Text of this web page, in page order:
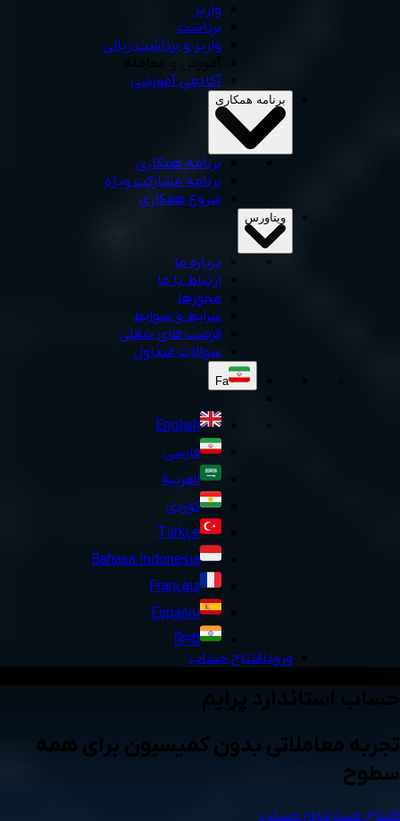
واریز
برداشت
واریز و برداشت ریالی
آکادمی آموزشی
برنامه همکاری
برنامه همکاری
برنامه مشارکت ویژه
شروع همکاری
ویتاورس
درباره ما
ارتباط با ما
مجوزها
شرایط و ضوابط
فرصت های شغلی
سوالات متداول
Fa
English
فارسی
العربية
کوردی
Türkçe
Bahasa Indonesia
Français
Español
हिन्दी
ورودافتتاح حساب
تجربه معاملاتی بدون کمیسیون برای همه
سطوح
افتتاح حسابانواع حساب